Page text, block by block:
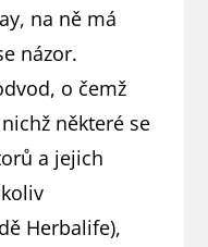
na ně má
názor.
o čemž
některé se
a jejich
Herbalife),